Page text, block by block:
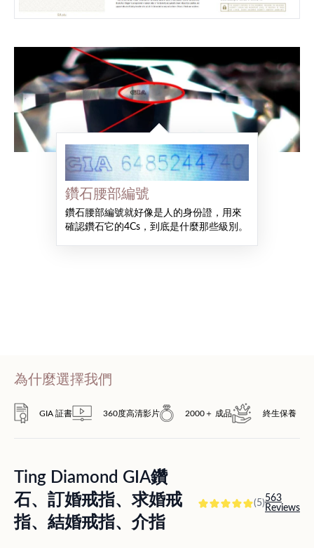
鑽石腰部編號
鑽石腰部編號就好像是人的身份證，用來
確認鑽石它的4Cs，到底是什麼那些級別。
為什麼選擇我們
GIA 証書 360度高清影片 2000＋ 成品 終生保養
Ting Diamond GIA鑽
石、訂婚戒指、求婚戒
指、結婚戒指、介指
(5)563
Reviews